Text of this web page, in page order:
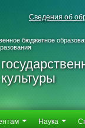
Сведения об
бюджетное
Наука